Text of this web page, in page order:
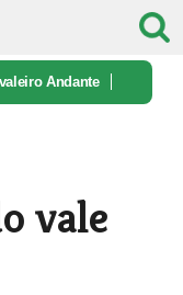
Andante
vale